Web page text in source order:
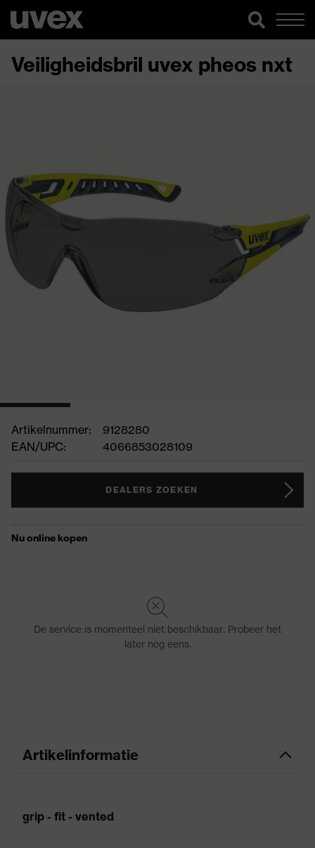
Veiligheidsbril uvex pheos nxt
Artikelnummer:
9128280
EAN/UPC:
4066853028109
DEALERS ZOEKEN
Artikelinformatie
grip - fit - vented